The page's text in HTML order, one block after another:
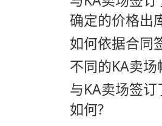
确定的价格出
如何依据合同
不同的KA卖
与KA卖场签
如何?